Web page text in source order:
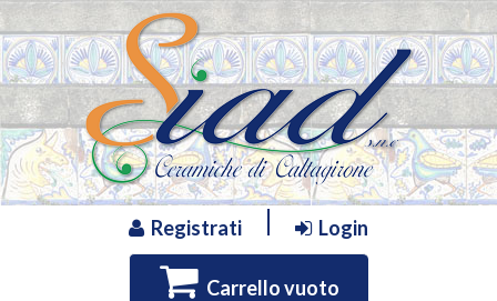
Registrati Login
Carrello vuoto